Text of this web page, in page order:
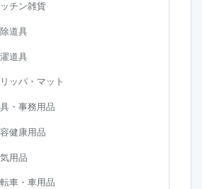
チン雑貨
道具
道具
ッパ・マット
・事務用品
健康用品
用品
車・車用品